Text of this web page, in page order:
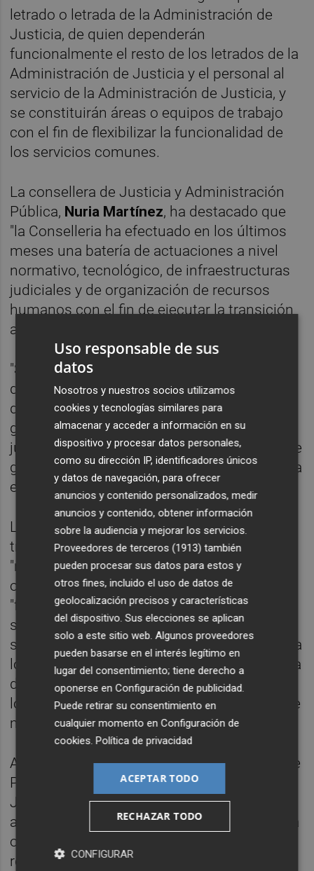
letrado o letrada de la Administración de
Justicia, de quien dependerán
funcionalmente el resto de los letrados de la
Administración de Justicia y el personal al
servicio de la Administración de Justicia, y
se constituirán áreas o equipos de trabajo
con el fin de flexibilizar la funcionalidad de
los servicios comunes.
La consellera de Justicia y Administración
Pública, Nuria Martínez, ha destacado que
"la Conselleria ha efectuado en los últimos
meses una batería de actuaciones a nivel
normativo, tecnológico, de infraestructuras
judiciales y de organización de recursos
humanos con el fin de ejecutar la transición
al nuevo modelo organizativo judicial".
"Se han elaborado las relaciones de puestos
de trabajo de las oficinas judiciales, oficinas
de justicia de los municipios y oficinas
generales del registro civil de los partidos
judiciales, y se está adecuando el sistema de
gestión procesal Just@ al nuevo modelo", ha
explicado.
La ley Orgánica 1/2025 establece la
transición desde un sistema organizativo
"rígido" de unidades judiciales y plantillas
orgánicas, a un modelo de estructuras
"flexibles", basado en una organización de
servicios comunes de tramitación y de
servicios comunes generales, que asistirán a
los jueces. La disposición transitoria primera
de esta ley determina que la constitución de
los Tribunales de Instancia se implantará "de
manera escalonada".
Así, el día 1 de julio de 2025 los Juzgados de
Primera Instancia e Instrucción y los
Juzgados de Violencia sobre la Mujer, de
aquellos partidos judiciales donde no existía
otro tipo de Juzgados, se transformaron,
respectivamente, en Secciones Civiles y de
Uso responsable de sus
datos
Nosotros y nuestros socios utilizamos
cookies y tecnologías similares para
almacenar y acceder a información en su
dispositivo y procesar datos personales,
como su dirección IP, identificadores únicos
y datos de navegación, para ofrecer
anuncios y contenido personalizados, medir
anuncios y contenido, obtener información
sobre la audiencia y mejorar los servicios.
Proveedores de terceros (1913) también
pueden procesar sus datos para estos y
otros fines, incluido el uso de datos de
geolocalización precisos y características
del dispositivo. Sus elecciones se aplican
solo a este sitio web. Algunos proveedores
pueden basarse en el interés legítimo en
lugar del consentimiento; tiene derecho a
oponerse enConfiguración de publicidad
Puede retirar su consentimiento en
cualquier momento enConfiguración de
cookies .Política de privacidad
ACEPTAR TODO
RECHAZAR TODO
CONFIGURAR